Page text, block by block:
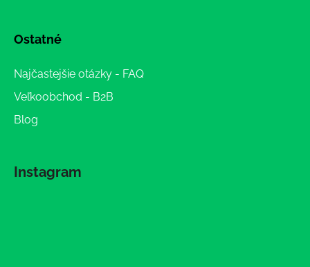
Ostatné
Najčastejšie otázky - FAQ
Veľkoobchod - B2B
Blog
Instagram